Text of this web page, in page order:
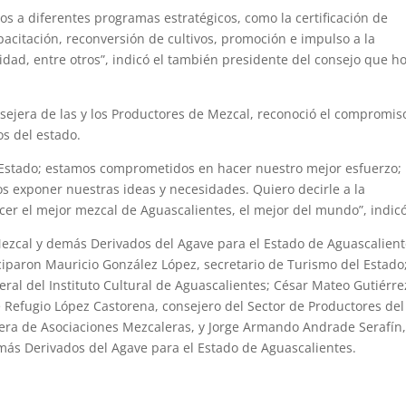
a diferentes programas estratégicos, como la certificación de
reconversión de cultivos, promoción e impulso a la
entre otros”, indicó el también presidente del consejo que
de las y los Productores de Mezcal, reconoció el
del estado.
estamos comprometidos en hacer nuestro mejor esfuerzo;
exponer nuestras ideas y necesidades. Quiero decirle a la
el mejor mezcal de Aguascalientes, el mejor del mundo”,
y demás Derivados del Agave para el Estado de
Mauricio González López, secretario de Turismo del
del Instituto Cultural de Aguascalientes; César Mateo
López Castorena, consejero del Sector de Productores del
de Asociaciones Mezcaleras, y Jorge Armando Andrade Serafín,
Derivados del Agave para el Estado de Aguascalientes.